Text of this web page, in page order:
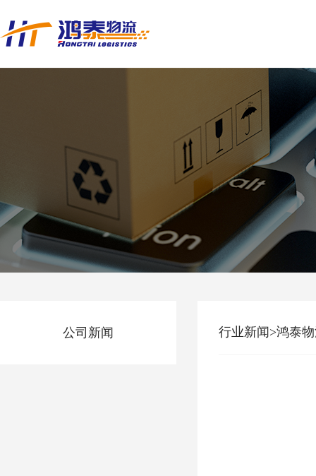
公司新闻 行业新闻>鸿泰